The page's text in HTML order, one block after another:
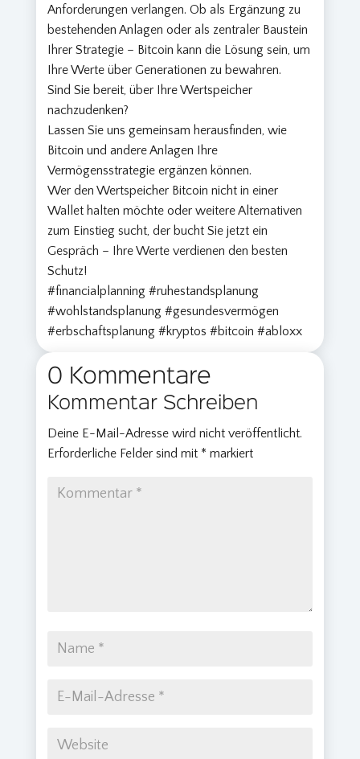
Anforderungen verlangen. Ob als Ergänzung zu
bestehenden Anlagen oder als zentraler Baustein
Ihrer Strategie – Bitcoin kann die Lösung sein, um
Ihre Werte über Generationen zu bewahren.
Sind Sie bereit, über Ihre Wertspeicher
nachzudenken?
Lassen Sie uns gemeinsam herausfinden, wie
Bitcoin und andere Anlagen Ihre
Vermögensstrategie ergänzen können.
Wer den Wertspeicher Bitcoin nicht in einer
Wallet halten möchte oder weitere Alternativen
zum Einstieg sucht, der bucht Sie jetzt ein
Gespräch – Ihre Werte verdienen den besten
Schutz!
#financialplanning #ruhestandsplanung
#wohlstandsplanung #gesundesvermögen
#erbschaftsplanung #kryptos #bitcoin #abloxx
0 Kommentare
Kommentar Schreiben
Deine E-Mail-Adresse wird nicht veröffentlicht.
Erforderliche Felder sind mit * markiert